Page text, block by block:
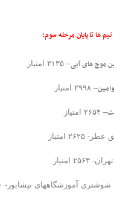
ها تا پایان مرحله سوم:
موج های آبی – ۳۱۳۵ امتیاز
– ۲۹۹۸ امتیاز
– ۲۶۵۴ امتیاز
۲۶۲۵ امتیاز
۲۵۶۳ امتیاز
آموزشگاههای نیشابور- ۲۲۸۰ امتیاز